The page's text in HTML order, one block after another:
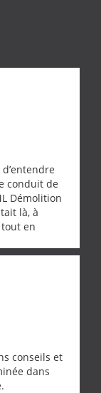
conduit de
Démolition
là, à
en
occupé de
et
au
et une
de
sujets. Un
conseils et
dans